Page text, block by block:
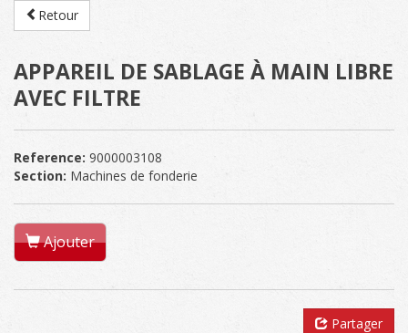
Retour
APPAREIL DE SABLAGE À MAIN LIBRE
AVEC FILTRE
Reference: 9000003108
Section: Machines de fonderie
Ajouter
Partager